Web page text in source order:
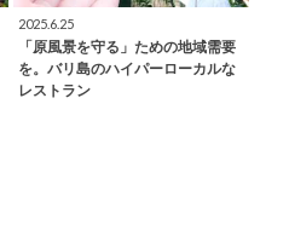
2025.6.25
「原風景を守る」ための地域需要
を。バリ島のハイパーローカルな
レストラン